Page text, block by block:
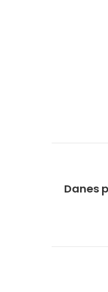
Danes